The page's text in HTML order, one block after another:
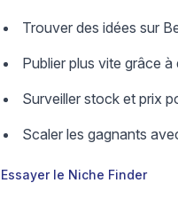
Trouver des idées sur
Publier plus vite grâce
Surveiller stock et prix
Scaler les gagnants
Essayer le Niche Finder